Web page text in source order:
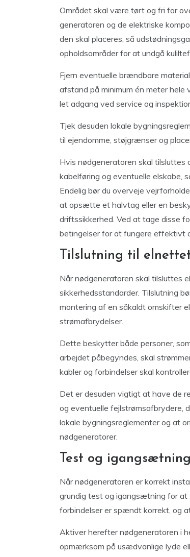
Området skal være tørt og fri for
generatoren og de elektriske
den skal placeres, så
opholdsområder for at undgå
Fjern eventuelle brændbare
afstand på minimum én meter hele
let adgang ved service og
Tjek desuden lokale
til ejendomme, støjgrænser og
Hvis nødgeneratoren skal tilsluttes
kabelføring og eventuelle elskabe,
Endelig bør du overveje
at opsætte et halvtag eller en
driftssikkerhed. Ved at tage disse
betingelser for at fungere effektivt
Tilslutning til
Når nødgeneratoren skal tilsluttes
sikkerhedsstandarder. Tilslutning
montering af en såkaldt omskifter
strømafbrydelser.
Dette beskytter både personer,
arbejdet påbegyndes, skal
kabler og forbindelser skal
Det er desuden vigtigt at have de
og eventuelle fejlstrømsafbrydere,
lokale bygningsreglementer og at
nødgeneratorer.
Test og
Når nødgeneratoren er korrekt
grundig test og igangsætning for at
forbindelser er spændt korrekt, og
Aktiver herefter nødgeneratoren i
opmærksom på usædvanlige lyde